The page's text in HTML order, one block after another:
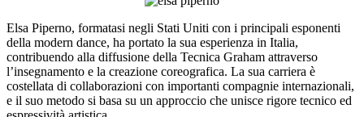
Elsa Piperno, formatasi negli Stati Uniti con i principali esponenti
della modern dance, ha portato la sua esperienza in Italia,
contribuendo alla diffusione della Tecnica Graham attraverso
l’insegnamento e la creazione coreografica. La sua carriera è
costellata di collaborazioni con importanti compagnie internazionali,
e il suo metodo si basa su un approccio che unisce rigore tecnico ed